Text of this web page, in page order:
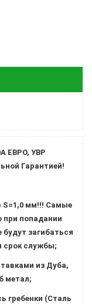
ЕВРО, УВР
Гарантией!
S=1,0 мм!!! Самые
при попадании
будут загибаться
срок службы;
из Дуба,
метал;
гребенки (Сталь